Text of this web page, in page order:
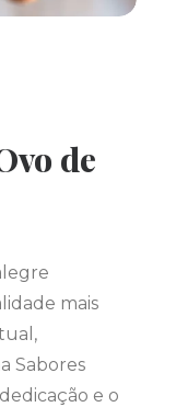
de
mais
Sabores
e o